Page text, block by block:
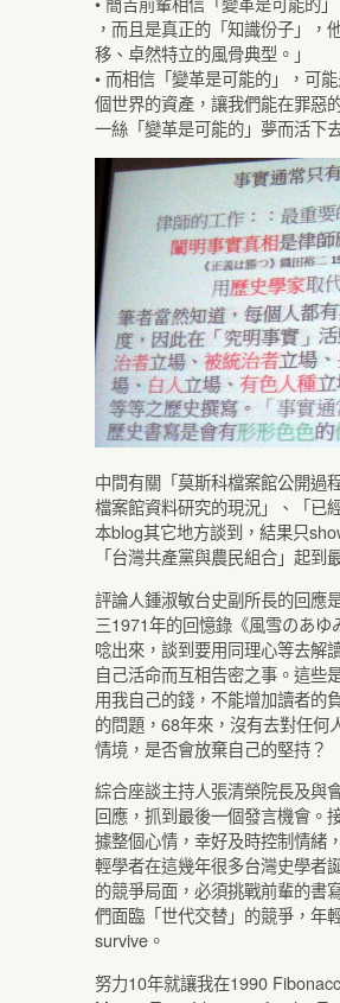
，而且是真正的「知識份子」，
移、卓然特立的風骨典型。」
• 而相信「變革是可能的」，可
個世界的資產，讓我們能在罪惡
一絲「變革是可能的」夢而活下
中間有關「莫斯科檔案館公開過
檔案館資料研究的現況」、「已
本blog其它地方談到，結果只
「台灣共產黨與農民組合」起到
評論人鍾淑敏台史副所長的回應
三1971年的回憶錄《風雪のあゆ
唸出來，談到要用同理心等去解
自己活命而互相告密之事。這些
用我自己的錢，不能增加讀者的
的問題，68年來，沒有去對任何
情境，是否會放棄自己的堅持？
綜合座談主持人張清榮院長及與
回應，抓到最後一個發言機會。
據整個心情，幸好及時控制情緒
輕學者在這幾年很多台灣史學者
的競爭局面，必須挑戰前輩的書
們面臨「世代交替」的競爭，年
survive。
努力10年就讓我在1990